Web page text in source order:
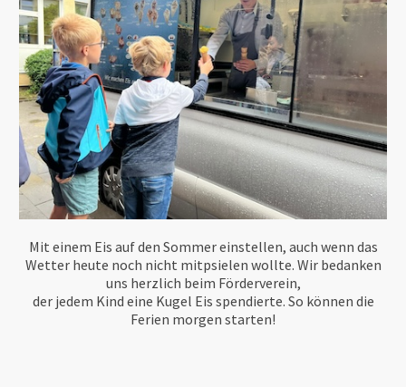
Mit einem Eis auf den Sommer einstellen, auch wenn das
Wetter heute noch nicht mitpsielen wollte. Wir bedanken
uns herzlich beim Förderverein,
der jedem Kind eine Kugel Eis spendierte. So können die
Ferien morgen starten!